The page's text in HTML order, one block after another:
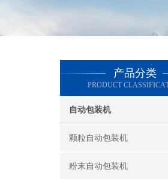
产品分类
PRODUCT
自动包装机
颗粒自动包装机
粉末自动包装机